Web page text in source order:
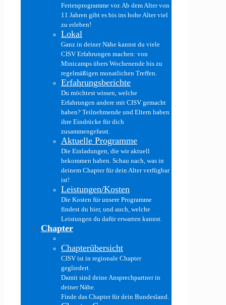
Ferienprogramme vor. Ab dem Alter von
11 Jahren gibt es bis ins hohe Alter viel
zu erleben!
Lokal
Ganz in deiner Nähe kannst du viele
CISV Erfahrungen machen: von
Minicamps übers Wochenende bis zu
regelmäßigen monatlichen Treffen.
Erfahrungsberichte
Du möchtest wissen, welche
Erfahrungen andere mit CISV gemacht
haben? Teilnehmende und Eltern haben
ihre Eindrücke für dich
zusammengefasst.
Aktuelle Programme
Die Einladungen, die wir aktuell
bekommen haben. Schau nach, was in
deinem Chapter für dein Alter verfügbar
ist!
Leistungen/Kosten
Die Kosten für unsere Programme
findest du hier, und auch, welche
Leistungen du dafür erwarten kannst.
Chapter
Chapterübersicht
CISV ist in regionale Chapter
gegliedert.
Damit sind deine Ansprechpartner in
deiner Nähe.
Finde das Chapter für dein Bundesland.